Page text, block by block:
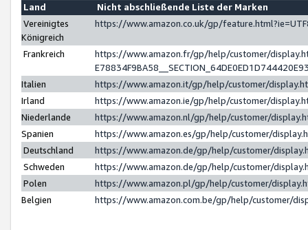
Land
Nicht abschließende Liste der Marken
Vereinigtes
Königreich
https://www.amazon.co.uk/gp/
Frankreich
https://www.amazon.fr/gp/help/customer/
Italien
https://www.amazon.it/gp/help/customer/
Irland
https://www.amazon.ie/gp/help/customer/
Niederlande
https://www.amazon.nl/gp/help/customer/
Spanien
https://www.amazon.es/gp/help/customer/
Deutschland
https://www.amazon.de/gp/help/customer/
Schweden
https://www.amazon.de/gp/help/customer/
Polen
https://www.amazon.pl/gp/help/customer/
Belgien
https://www.amazon.com.be/gp/help/customer/